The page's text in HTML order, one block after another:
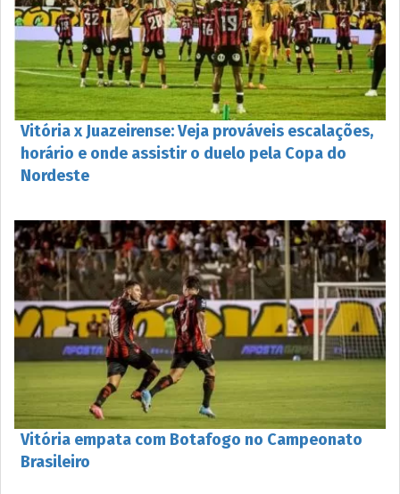
Vitória x Juazeirense: Veja prováveis escalações,
horário e onde assistir o duelo pela Copa do
Nordeste
Vitória empata com Botafogo no Campeonato
Brasileiro